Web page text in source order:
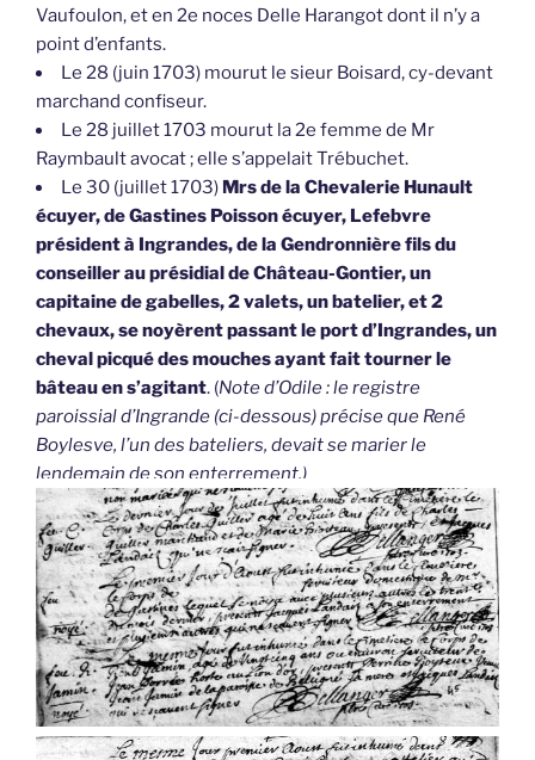
Vaufoulon, et en 2e noces Delle Harangot dont il n’y a
point d’enfants.
Le 28 (juin 1703) mourut le sieur Boisard, cy-devant
marchand confiseur.
Le 28 juillet 1703 mourut la 2e femme de Mr
Raymbault avocat ; elle s’appelait Trébuchet.
Le 30 (juillet 1703) Mrs de la Chevalerie Hunault
écuyer, de Gastines Poisson écuyer, Lefebvre
président à Ingrandes, de la Gendronnière fils du
conseiller au présidial de Château-Gontier, un
capitaine de gabelles, 2 valets, un batelier, et 2
chevaux, se noyèrent passant le port d’Ingrandes, un
cheval picqué des mouches ayant fait tourner le
bâteau en s’agitant. (Note d’Odile : le registre
paroissial d’Ingrande (ci-dessous) précise que René
Boylesve, l’un des bateliers, devait se marier le
lendemain de son enterrement.)